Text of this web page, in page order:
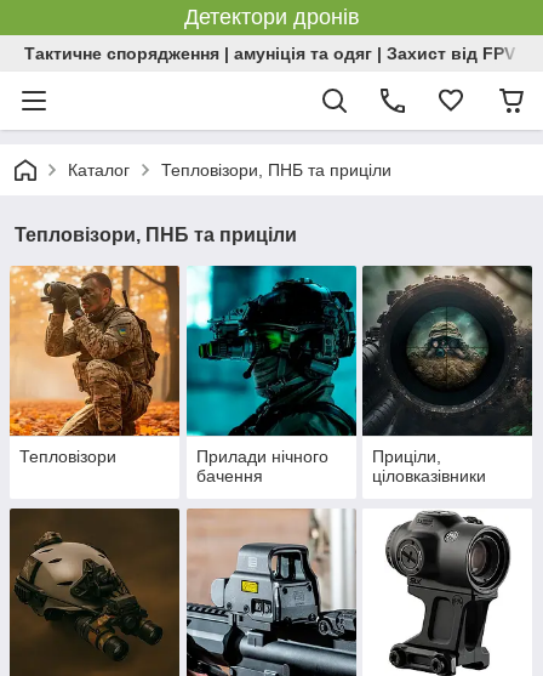
Детектори дронів
Тактичне спорядження | амуніція та одяг | Захист від FPV |
Каталог Тепловізори, ПНБ та приціли
Тепловізори, ПНБ та приціли
Тепловізори
Прилади нічного
бачення
Приціли,
ціловказівники